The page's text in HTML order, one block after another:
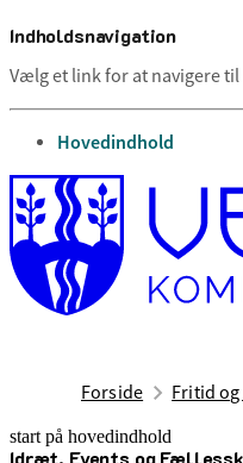
Indholdsnavigation
Vælg et link for at navigere
gå til
Hovedindhold
Forside Fritid
start på hovedindhold
Idræt, Events og
senest opdateret 24. februar